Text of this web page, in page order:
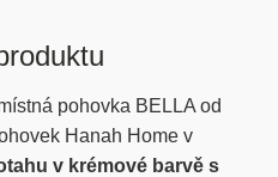
pohovka BELLA od
Hanah Home v
v krémové barvě s